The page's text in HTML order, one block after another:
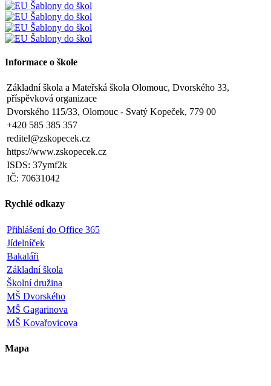
Informace o škole
Základní škola a Mateřská škola Olomouc, Dvorského 33,
příspěvková organizace
Dvorského 115/33, Olomouc - Svatý Kopeček, 779 00
+420 585 385 357
reditel@zskopecek.cz
https://www.zskopecek.cz
ISDS: 37ymf2k
IČ: 70631042
Rychlé odkazy
Přihlášení do Office 365
Jídelníček
Bakaláři
Základní škola
Školní družina
MŠ Dvorského
MŠ Gagarinova
MŠ Kovařovicova
Mapa